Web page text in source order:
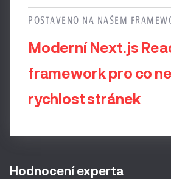
POSTAVENO NA NAŠEM
Moderní Next.js
framework pro co
rychlost stránek
Hodnocení experta